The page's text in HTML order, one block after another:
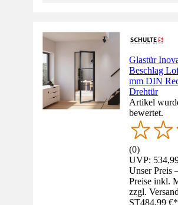
Glastür
Beschlag
mm DIN
Drehtür
Artikel
bewertet.
(0)
UVP:
Unser
Preise inkl.
zzgl.
ST484,99 €*